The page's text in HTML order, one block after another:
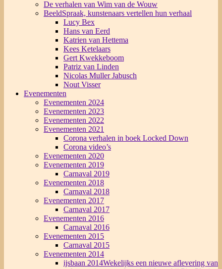
De verhalen van Wim van de Wouw
BeeldSpraak, kunstenaars vertellen hun verhaal
Lucy Bex
Hans van Eerd
Katrien van Hettema
Kees Ketelaars
Gert Kwekkeboom
Patriz van Linden
Nicolas Muller Jabusch
Nout Visser
Evenementen
Evenementen 2024
Evenementen 2023
Evenementen 2022
Evenementen 2021
Corona verhalen in boek Locked Down
Corona video’s
Evenementen 2020
Evenementen 2019
Carnaval 2019
Evenementen 2018
Carnaval 2018
Evenementen 2017
Carnaval 2017
Evenementen 2016
Carnaval 2016
Evenementen 2015
Carnaval 2015
Evenementen 2014
ijsbaan 2014Wekelijks een nieuwe aflevering van